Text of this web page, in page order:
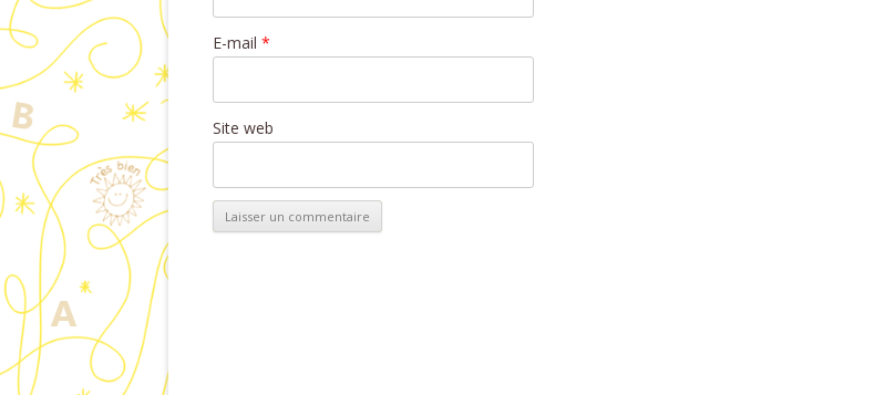
E-mail *
Site web